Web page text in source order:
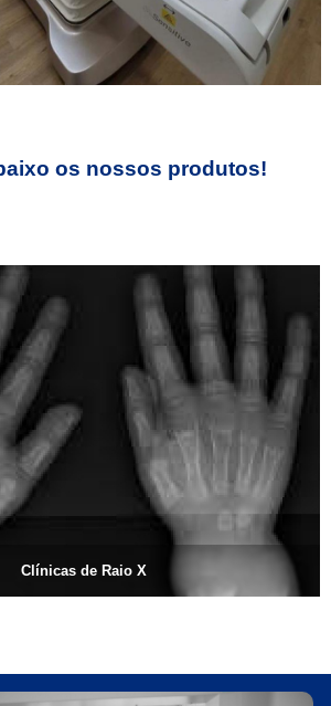
os nossos produtos!
Clínicas de Raio X